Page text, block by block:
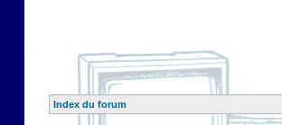
Index du forum